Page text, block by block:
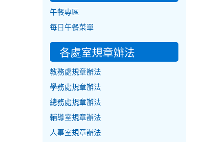
午餐專區
每日午餐菜單
各處室規章辦法
教務處規章辦法
學務處規章辦法
總務處規章辦法
輔導室規章辦法
人事室規章辦法